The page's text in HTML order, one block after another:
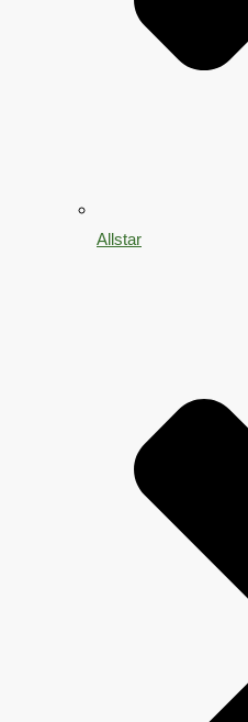
Allstar